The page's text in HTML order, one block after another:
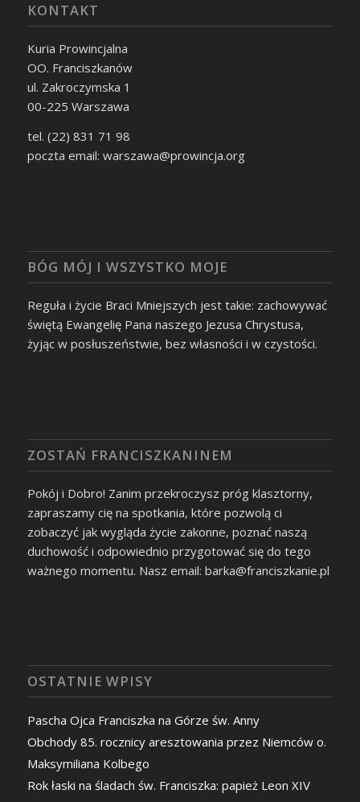
KONTAKT
Kuria Prowincjalna
OO. Franciszkanów
ul. Zakroczymska 1
00-225 Warszawa
tel. (22) 831 71 98
poczta email: warszawa@prowincja.org
BÓG MÓJ I WSZYSTKO MOJE
Reguła i życie Braci Mniejszych jest takie: zachowywać
świętą Ewangelię Pana naszego Jezusa Chrystusa,
żyjąc w posłuszeństwie, bez własności i w czystości.
ZOSTAŃ FRANCISZKANINEM
Pokój i Dobro! Zanim przekroczysz próg klasztorny,
zapraszamy cię na spotkania, które pozwolą ci
zobaczyć jak wygląda życie zakonne, poznać naszą
duchowość i odpowiednio przygotować się do tego
ważnego momentu. Nasz email: barka@franciszkanie.pl
OSTATNIE WPISY
Pascha Ojca Franciszka na Górze św. Anny
Obchody 85. rocznicy aresztowania przez Niemców o.
Maksymiliana Kolbego
Rok łaski na śladach św. Franciszka: papież Leon XIV